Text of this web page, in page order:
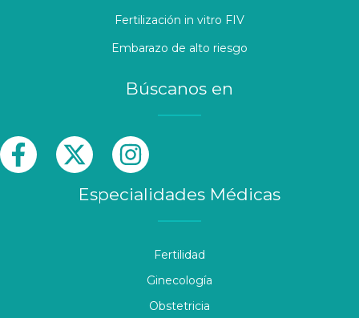
Fertilización in vitro FIV
Embarazo de alto riesgo
Búscanos en
Especialidades Médicas
Fertilidad
Ginecología
Obstetricia